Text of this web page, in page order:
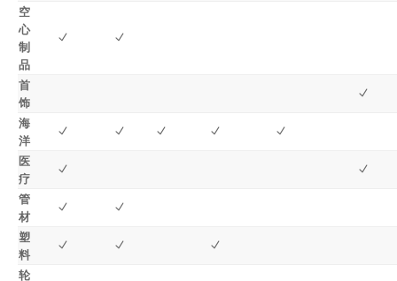
空
心
制
品
首
饰
海
洋
医
疗
管
材
塑
料
轮